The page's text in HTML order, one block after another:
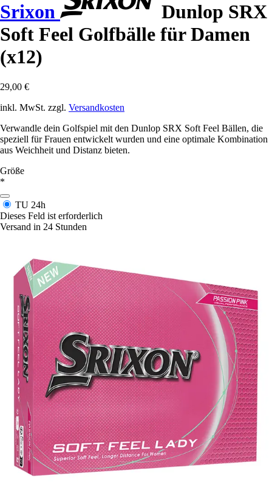
Srixon
Dunlop SRX
Soft Feel Golfbälle für Damen
(x12)
29,00 €
inkl. MwSt. zzgl. Versandkosten
Verwandle dein Golfspiel mit den Dunlop SRX Soft Feel Bällen, die
speziell für Frauen entwickelt wurden und eine optimale Kombination
aus Weichheit und Distanz bieten.
Größe
*
TU 24h
Dieses Feld ist erforderlich
Versand in 24 Stunden